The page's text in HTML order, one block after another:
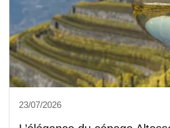
23/07/2026